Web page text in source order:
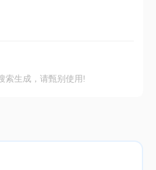
索生成，请甄别使用!